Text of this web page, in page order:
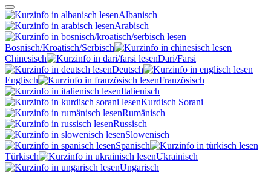
Albanisch
Arabisch
Bosnisch/Kroatisch/Serbisch
Chinesisch
Dari/Farsi
Deutsch
Englisch
Französisch
Italienisch
Kurdisch Sorani‎
Rumänisch
Russisch
Slowenisch
Spanisch
Türkisch
Ukrainisch
Ungarisch